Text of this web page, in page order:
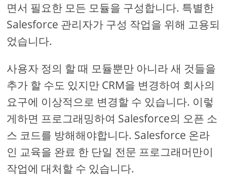
면서 필요한 모든 모듈을 구성합니다. 특별한
Salesforce 관리자가 구성 작업을 위해 고용되
었습니다.
사용자 정의 할 때 모듈뿐만 아니라 새 것들을
추가 할 수도 있지만 CRM을 변경하여 회사의
요구에 이상적으로 변경할 수 있습니다. 이렇
게하면 프로그래밍하여 Salesforce의 오픈 소
스 코드를 방해해야합니다. Salesforce 온라
인 교육을 완료 한 단일 전문 프로그래머만이
작업에 대처할 수 있습니다.